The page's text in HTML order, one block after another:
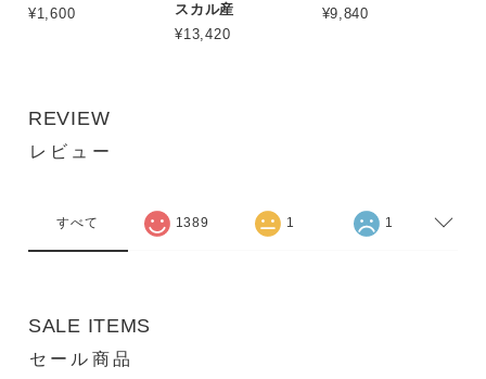
¥1,600
スカル産
¥13,420
¥9,840
REVIEW
レビュー
すべて 1389 1 1
SALE ITEMS
セール商品